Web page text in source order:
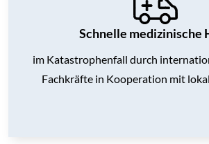
Schnelle medizinische
im Katastrophenfall durch
Fachkräfte in Kooperation mit